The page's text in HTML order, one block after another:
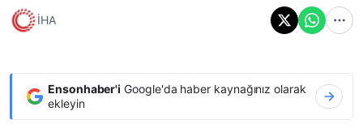
İHA
Ensonhaber'i Google'da haber kaynağınız olarak
ekleyin